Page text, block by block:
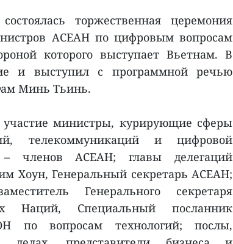
торжественная церемония
АСЕАН по цифровым вопросам
которого выступает Вьетнам. В
и выступил с программной речью
Минь Тьинь.
министры, курирующие сферы
телекоммуникаций и цифровой
– членов АСЕАН; главы делегаций
Хоун, Генеральный секретарь АСЕАН;
Генерального секретаря
Наций, Специальный посланник
по вопросам технологий; послы,